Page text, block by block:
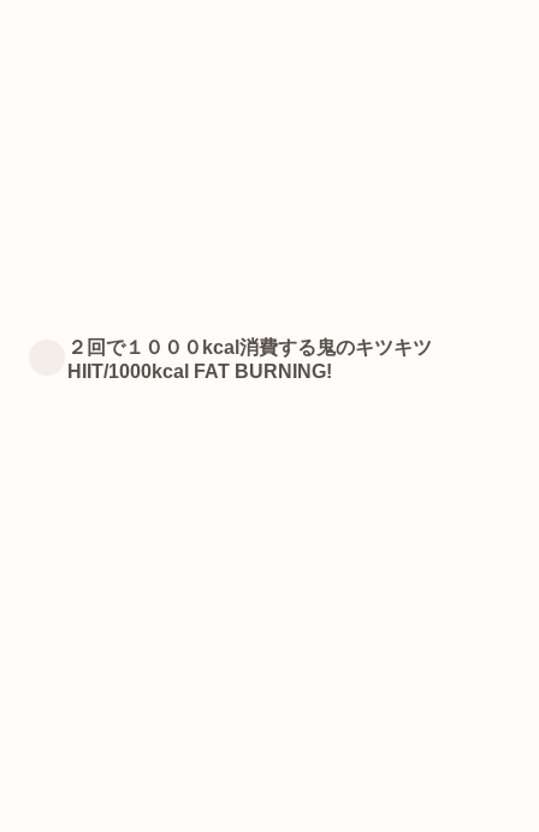
２回で１０００kcal消費する鬼のキツキツ
HIIT/1000kcal FAT BURNING!